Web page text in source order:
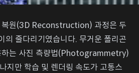
복원(3D Reconstruction) 과정은 두
의 줄다리기였습니다. 무거운 폴리곤
하는 사진 측량법(Photogrammetry)
지만 학습 및 렌더링 속도가 고통스